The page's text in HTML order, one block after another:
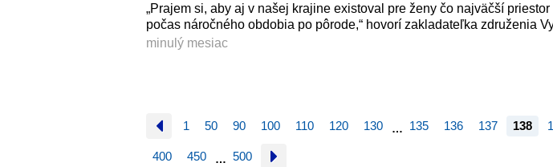
„Prajem si, aby aj v našej krajine existoval pre ženy čo najväčší
počas náročného obdobia po pôrode,“ hovorí zakladateľka združenia
minulý mesiac
1 50 90 100 110 120 130 … 135 136 137 138
400 450 … 500